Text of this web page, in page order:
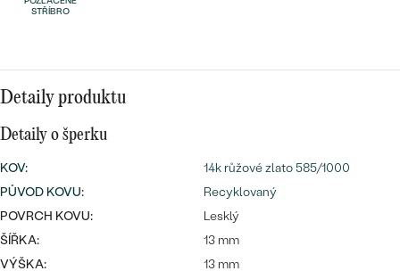
Wave kolekce
PROHLÉDNOUT
NA MÍRU
Personalizované
přívěsky
prsteny
STŘÍBRO
Detaily produktu
Detaily o šperku
KOV:
14k růžové zlato 585/1000
PŮVOD KOVU:
Recyklovaný
POVRCH KOVU:
Lesklý
ŠÍŘKA:
13 mm
VÝŠKA:
13 mm